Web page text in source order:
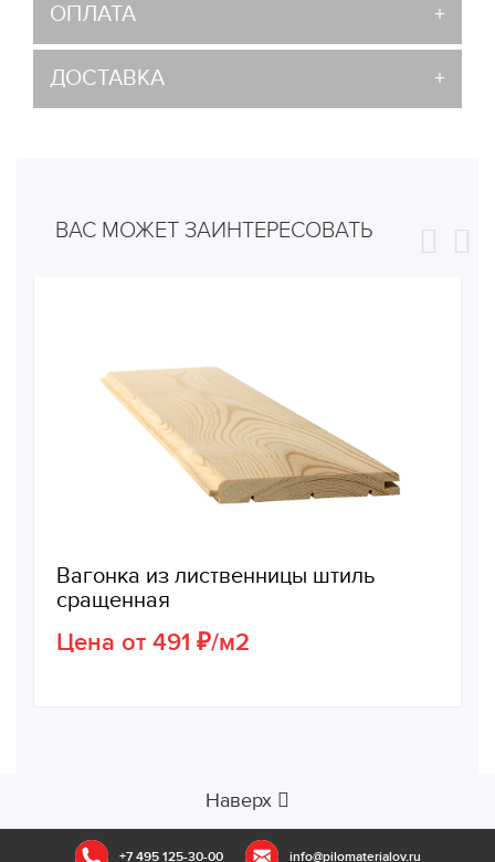
ОПЛАТА
ДОСТАВКА
ВАС МОЖЕТ ЗАИНТЕРЕСОВАТЬ
Вагонка из лиственницы штиль
сращенная
Цена от 491 ₽/м2
Наверх
+7 495 125-30-00 info@pilomaterialov.ru